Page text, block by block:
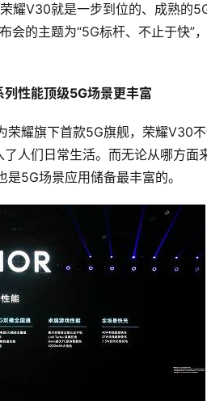
耀V30就是一步到位的、成熟的
会的主题为“5G标杆、不止于快”
性能顶级5G场景更丰富
荣耀旗下首款5G旗舰，荣耀V30
人们日常生活。而无论从哪方
5G场景应用储备最丰富的。